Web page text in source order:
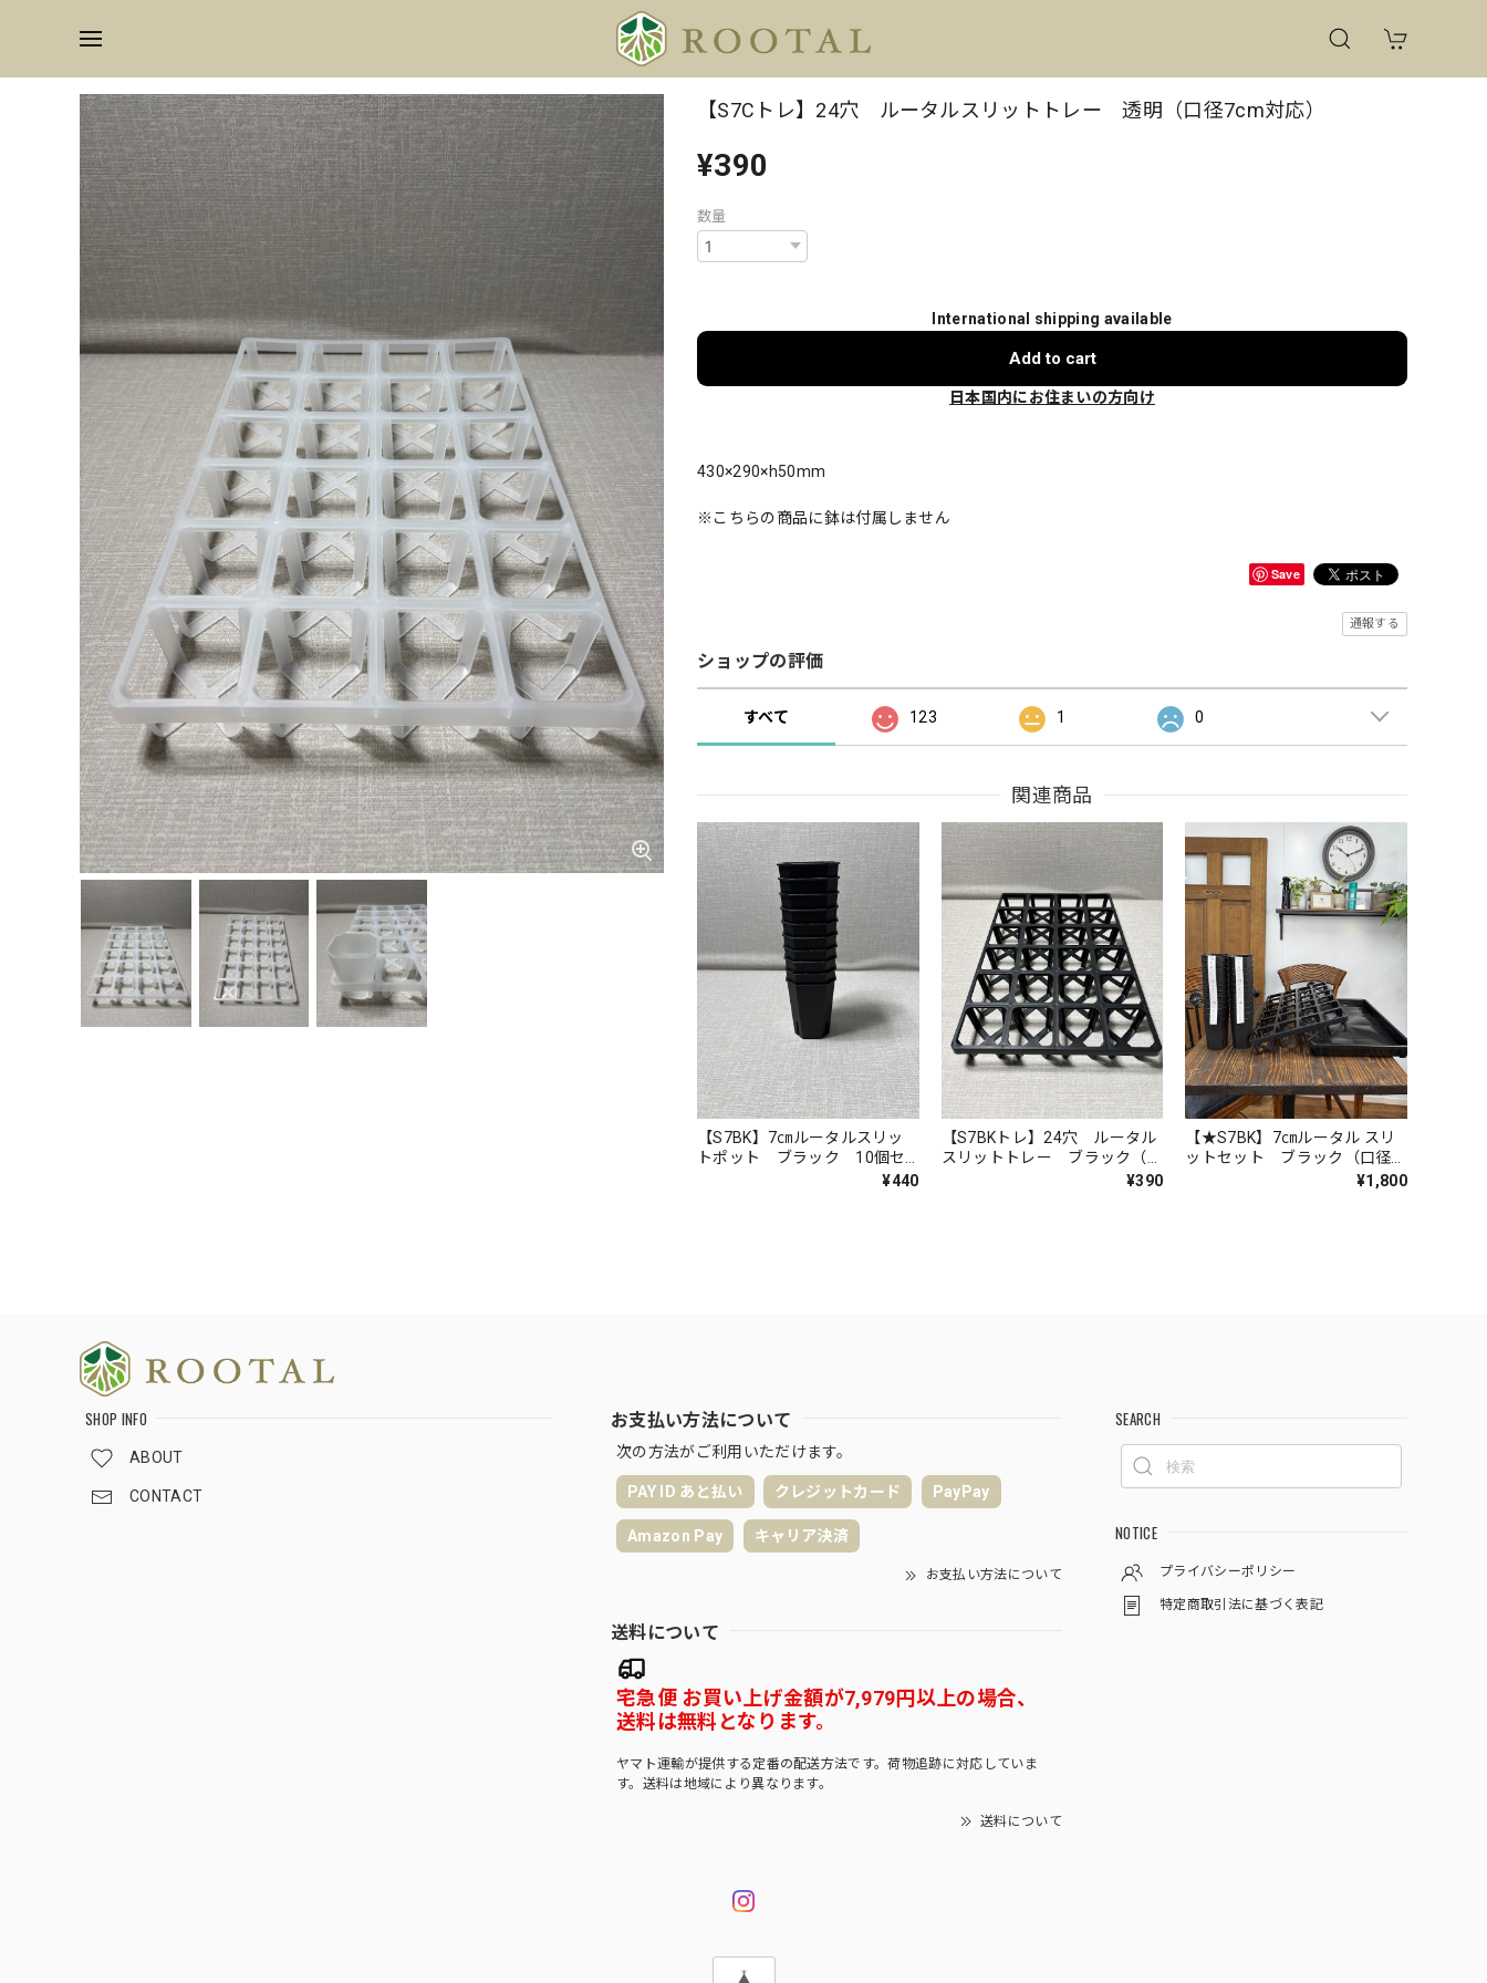
【S7Cトレ】24穴 ルータルスリットトレー 透明（口径7cm対応）
¥390
数量
International shipping available
Add to cart
日本国内にお住まいの方向け
430×290×h50mm
※こちらの商品に鉢は付属しません
Save
通報する
ショップの評価
すべて 123 1 0
関連商品
【S7BK】7㎝ルータルスリッ
トポット ブラック 10個セ
¥440
【S7BKトレ】24穴 ルータル
スリットトレー ブラック（口
¥390
【★S7BK】7㎝ルータル スリ
ットセット ブラック（口径７
cmポット24個・トレー１個・
¥1,800
SHOP INFO
ABOUT
CONTACT
お支払い方法について
次の方法がご利用いただけます。
PAY ID あと払い クレジットカード PayPay
Amazon Pay キャリア決済
お支払い方法について
送料について
宅急便 お買い上げ金額が7,979円以上の場合、
送料は無料となります。
ヤマト運輸が提供する定番の配送方法です。荷物追跡に対応していま
す。送料は地域により異なります。
送料について
SEARCH
NOTICE
プライバシーポリシー
特定商取引法に基づく表記